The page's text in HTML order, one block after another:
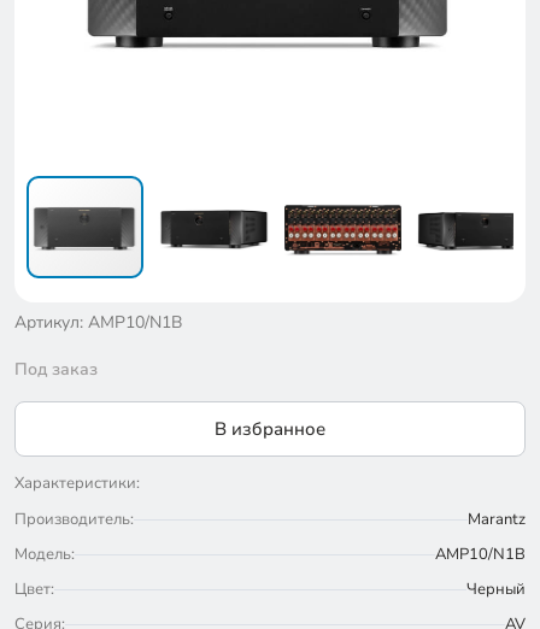
Артикул: AMP10/N1B
Под заказ
В избранное
Характеристики:
Производитель:
Marantz
Модель:
AMP10/N1B
Цвет:
Черный
Серия:
AV